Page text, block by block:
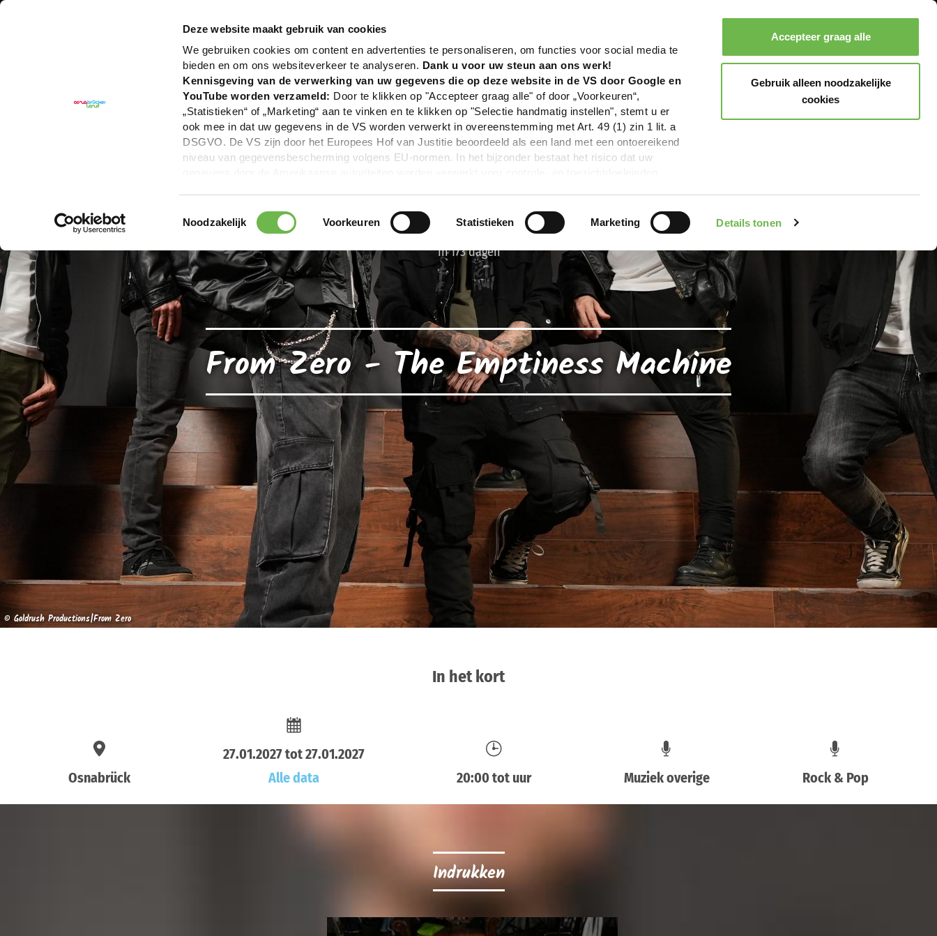
Deze website maakt gebruik van cookies
We gebruiken cookies om content en advertenties te personaliseren, om functies voor social media te
bieden en om ons websiteverkeer te analyseren. Dank u voor uw steun aan ons werk!
Kennisgeving van de verwerking van uw gegevens die op deze website in de VS door Google en
YouTube worden verzameld: Door te klikken op "Accepteer graag alle" of door „Voorkeuren“,
„Statistieken“ of „Marketing“ aan te vinken en te klikken op "Selectie handmatig instellen", stemt u er
ook mee in dat uw gegevens in de VS worden verwerkt in overeenstemming met Art. 49 (1) zin 1 lit. a
DSGVO. De VS zijn door het Europees Hof van Justitie beoordeeld als een land met een ontoereikend
niveau van gegevensbescherming volgens EU-normen. In het bijzonder bestaat het risico dat uw
overdracht niet plaatsvinden. Voor meer informatie, zie onze privacyverklaring.
We geven u hier graag meer gedetailleerde informatie:
|Impressum
Toestemmingsselectie
Noodzakelijk Voorkeuren Statistieken Marketing Details tonen
Accepteer graag alle
Gebruik alleen noodzakelijke
cookies
Boeken Menu
In 173 dagen
From Zero - The Emptiness Machine
© Goldrush Productions|From Zero
In het kort
Osnabrück
27.01.2027 tot 27.01.2027
Alle data
20:00 tot uur Muziek overige Rock & Pop
Indrukken